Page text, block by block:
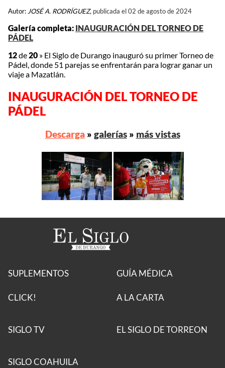
Autor:JOSÉ A. RODRÍGUEZ, publicada el 02 de agosto de 2024
Galería completa: INAUGURACIÓN DEL TORNEO DE
PÁDEL
12de20 » El Siglo de Durango inauguró su primer Torneo de
Pádel, donde 51 parejas se enfrentarán para lograr ganar un
viaje a Mazatlán.
INAUGURACIÓN DEL TORNEO DE
PÁDEL
Descarga» galerías» más vistas
SUPLEMENTOS
CLICK!
GUÍA MÉDICA
A LA CARTA
SIGLO TV EL SIGLO DE TORREON
SIGLO COAHUILA